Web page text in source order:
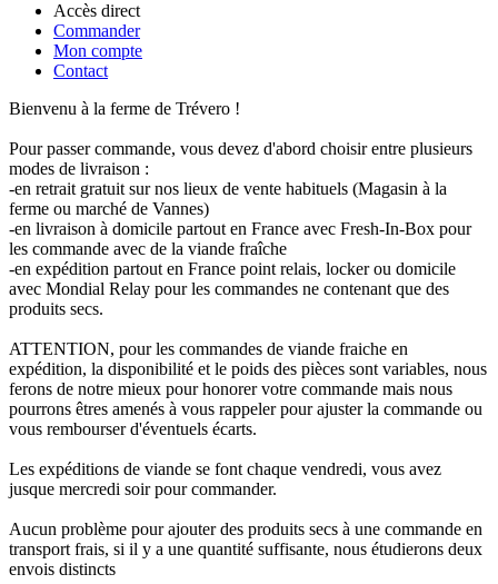
Accès direct
Commander
Mon compte
Contact
Bienvenu à la ferme de Trévero !
Pour passer commande, vous devez d'abord choisir entre plusieurs
modes de livraison :
-en retrait gratuit sur nos lieux de vente habituels (Magasin à la
ferme ou marché de Vannes)
-en livraison à domicile partout en France avec Fresh-In-Box pour
les commande avec de la viande fraîche
-en expédition partout en France point relais, locker ou domicile
avec Mondial Relay pour les commandes ne contenant que des
produits secs.
ATTENTION, pour les commandes de viande fraiche en
expédition, la disponibilité et le poids des pièces sont variables, nous
ferons de notre mieux pour honorer votre commande mais nous
pourrons êtres amenés à vous rappeler pour ajuster la commande ou
vous rembourser d'éventuels écarts.
Les expéditions de viande se font chaque vendredi, vous avez
jusque mercredi soir pour commander.
Aucun problème pour ajouter des produits secs à une commande en
transport frais, si il y a une quantité suffisante, nous étudierons deux
envois distincts